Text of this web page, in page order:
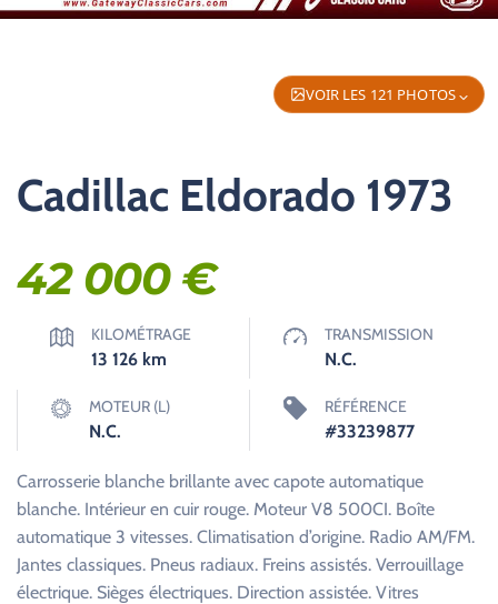
VOIR LES 121 PHOTOS
Cadillac Eldorado 1973
42 000€
KILOMÉTRAGE
13 126 km
TRANSMISSION
N.C.
MOTEUR (L)
N.C.
RÉFÉRENCE
#33239877
Carrosserie blanche brillante avec capote automatique
blanche. Intérieur en cuir rouge. Moteur V8 500CI. Boîte
automatique 3 vitesses. Climatisation d’origine. Radio AM/FM.
Jantes classiques. Pneus radiaux. Freins assistés. Verrouillage
électrique. Sièges électriques. Direction assistée. Vitres